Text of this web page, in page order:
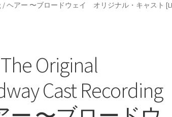
/ ヘアー 〜ブロードウェイ オリジナル・キャスト
Original
Cast Recording